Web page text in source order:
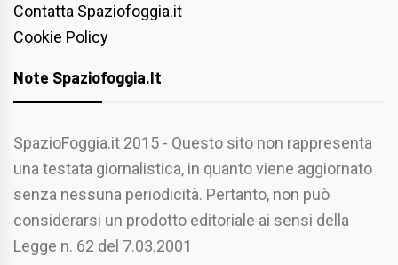
Contatta Spaziofoggia.it
Cookie Policy
Note Spaziofoggia.it
SpazioFoggia.it 2015 - Questo sito non rappresenta
una testata giornalistica, in quanto viene aggiornato
senza nessuna periodicità. Pertanto, non può
considerarsi un prodotto editoriale ai sensi della
Legge n. 62 del 7.03.2001